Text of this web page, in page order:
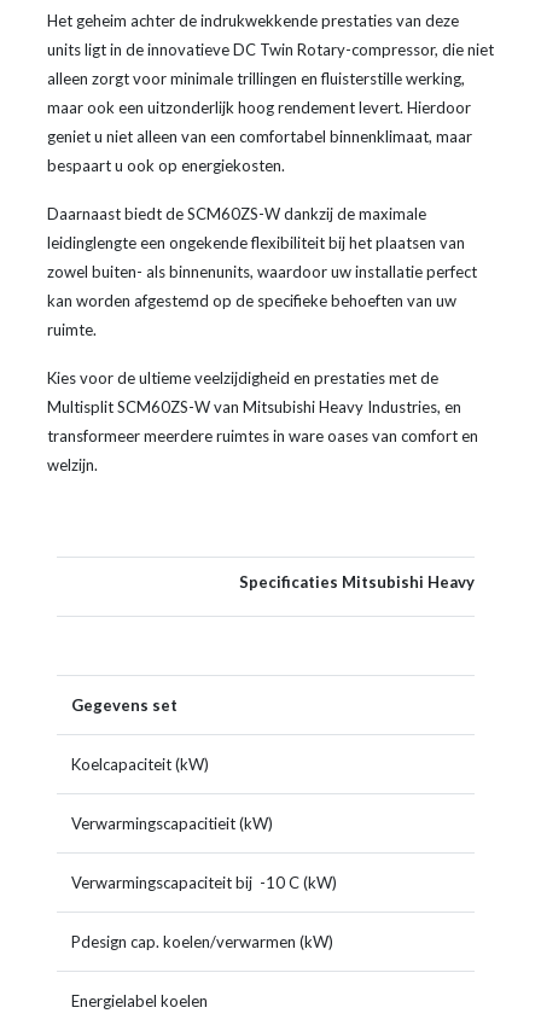
Het geheim achter de indrukwekkende prestaties van deze
units ligt in de innovatieve DC Twin Rotary-compressor, die niet
alleen zorgt voor minimale trillingen en fluisterstille werking,
maar ook een uitzonderlijk hoog rendement levert. Hierdoor
geniet u niet alleen van een comfortabel binnenklimaat, maar
bespaart u ook op energiekosten.
Daarnaast biedt de SCM60ZS-W dankzij de maximale
leidinglengte een ongekende flexibiliteit bij het plaatsen van
zowel buiten- als binnenunits, waardoor uw installatie perfect
kan worden afgestemd op de specifieke behoeften van uw
ruimte.
Kies voor de ultieme veelzijdigheid en prestaties met de
Multisplit SCM60ZS-W van Mitsubishi Heavy Industries, en
transformeer meerdere ruimtes in ware oases van comfort en
welzijn.
Specificaties Mitsubishi Heavy
Gegevens set
Koelcapaciteit (kW)
Verwarmingscapacitieit (kW)
Verwarmingscapaciteit bij -10 C (kW)
Pdesign cap. koelen/verwarmen (kW)
Energielabel koelen